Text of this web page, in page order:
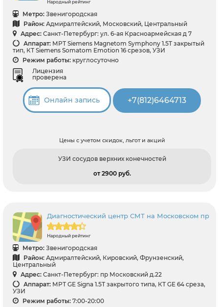
Народный рейтинг
Метро: Звенигородская
Район: Адмиралтейский, Московский, Центральный
Адрес: Санкт-Петербург: ул. 6-ая Красноармейская д 7
Аппарат: МРТ Siemens Magnetom Symphony 1.5T закрытый
тип, КТ Siemens Somatom Emotion 16 срезов, УЗИ
Режим работы: круглосуточно
Лицензия
проверена
Онлайн запись +7(812)6464713
Цены с учетом скидок, льгот и акций
УЗИ сосудов верхних конечностей
от 2900 pуб.
Диагностический центр СМТ на Московском пр
Народный рейтинг
Метро: Звенигородская
Район: Адмиралтейский, Кировский, Фрунзенский,
Центральный
Адрес: Санкт-Петербург: пр Московский д.22
Аппарат: МРТ GE Signa 1.5Т закрытого типа, КТ GE 64 среза,
УЗИ
Режим работы: 7:00-20:00